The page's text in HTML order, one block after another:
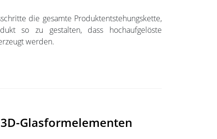
die gesamte Produktentstehungskette,
so zu gestalten, dass hochaufgelöste
werden.
Glasformelementen